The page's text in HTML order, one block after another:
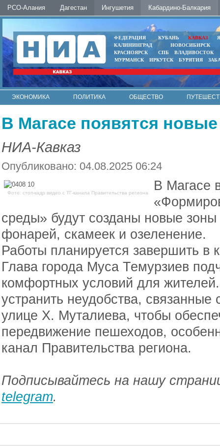
РСО-Алания Дагестан Ингушетия Кабардино-Балкария
ФЕДЕРАЦИЯ КУБАНЬ КАВКАЗ
КАЛИНИНГРАД
НОВОСИБИРСК
КРАСНОЯРСК
СПБ
ВЛАДИВОСТОК
МУРМАНСК
ИРКУТСК БУРЯТИЯ
ЭКОНОМИКА ПОЛИТИКА ОБЩЕСТВО
В Магасе появятся
НИА-Кавказ
Опубликовано: 04.08.2025 06:24
Фото: стоп-кадр видео с ТГ-канала Правительства региона
В Магасе
среды» будут созданы новые
фонарей, скамеек и озеленение.
Работы планируется завершить в
Глава города Муса Темурзиев
комфортных условий для
устранить неудобства,
улице Х. Муталиева, чтобы
передвижение пешеходов,
канал Правительства региона.
Подписывайтесь на нашу
telegram.